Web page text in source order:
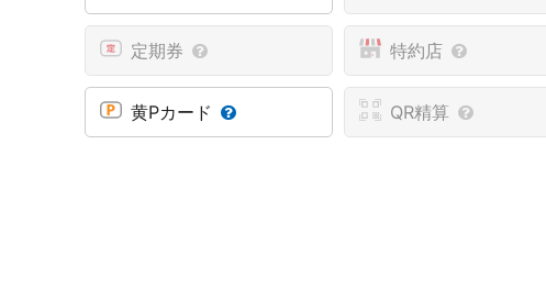
定期券 特約店
黄Pカード QR精算